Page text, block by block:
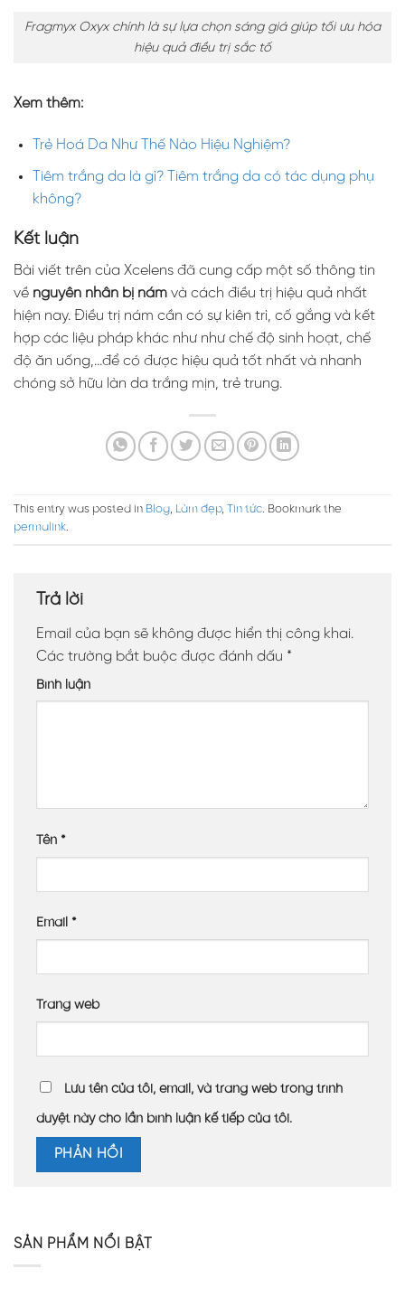
Fragmyx Oxyx chính là sự lựa chọn sáng giá giúp tối ưu hóa
hiệu quả điều trị sắc tố
Xem thêm:
Trẻ Hoá Da Như Thế Nào Hiệu Nghiệm?
Tiêm trắng da là gì? Tiêm trắng da có tác dụng phụ
không?
Kết luận
Bài viết trên của Xcelens đã cung cấp một số thông tin
về nguyên nhân bị nám và cách điều trị hiệu quả nhất
hiện nay. Điều trị nám cần có sự kiên trì, cố gắng và kết
hợp các liệu pháp khác như như chế độ sinh hoạt, chế
độ ăn uống,…để có được hiệu quả tốt nhất và nhanh
chóng sở hữu làn da trắng mịn, trẻ trung.
This entry was posted in Blog, Làm đẹp, Tin tức. Bookmark the
permalink.
Trả lời
Email của bạn sẽ không được hiển thị công khai.
Các trường bắt buộc được đánh dấu *
Bình luận
Tên *
Email *
Trang web
Lưu tên của tôi, email, và trang web trong trình
duyệt này cho lần bình luận kế tiếp của tôi.
SẢN PHẨM NỔI BẬT